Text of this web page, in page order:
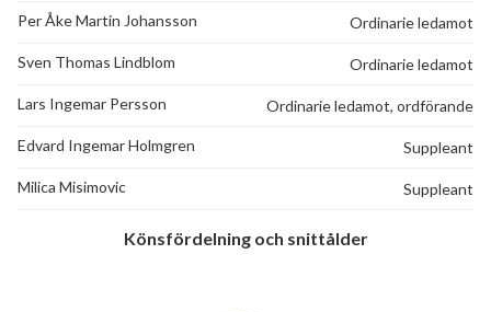
Per Åke Martin Johansson Ordinarie ledamot
Sven Thomas Lindblom Ordinarie ledamot
Lars Ingemar Persson Ordinarie ledamot, ordförande
Edvard Ingemar Holmgren Suppleant
Milica Misimovic Suppleant
Könsfördelning och snittålder